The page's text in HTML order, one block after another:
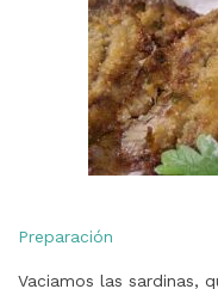
Preparación
Vaciamos las sardinas,